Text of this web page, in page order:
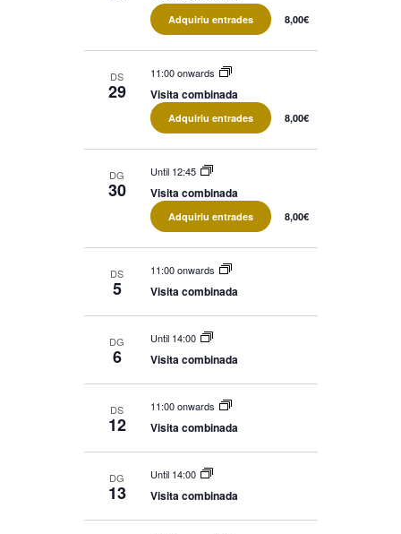
Adquiriu entrades 8,00€
DS
29
11:00 onwards
Visita combinada
Adquiriu entrades 8,00€
DG
30
Until 12:45
Visita combinada
Adquiriu entrades 8,00€
DS
5
11:00 onwards
Visita combinada
DG
6
Until 14:00
Visita combinada
DS
12
11:00 onwards
Visita combinada
DG
13
Until 14:00
Visita combinada